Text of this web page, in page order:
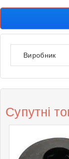
Виробник
Супутні